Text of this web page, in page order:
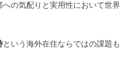
への気配りと実用性において世界
という海外在住ならではの課題も